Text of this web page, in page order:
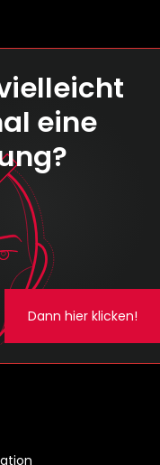
eine
Dann hier klicken!